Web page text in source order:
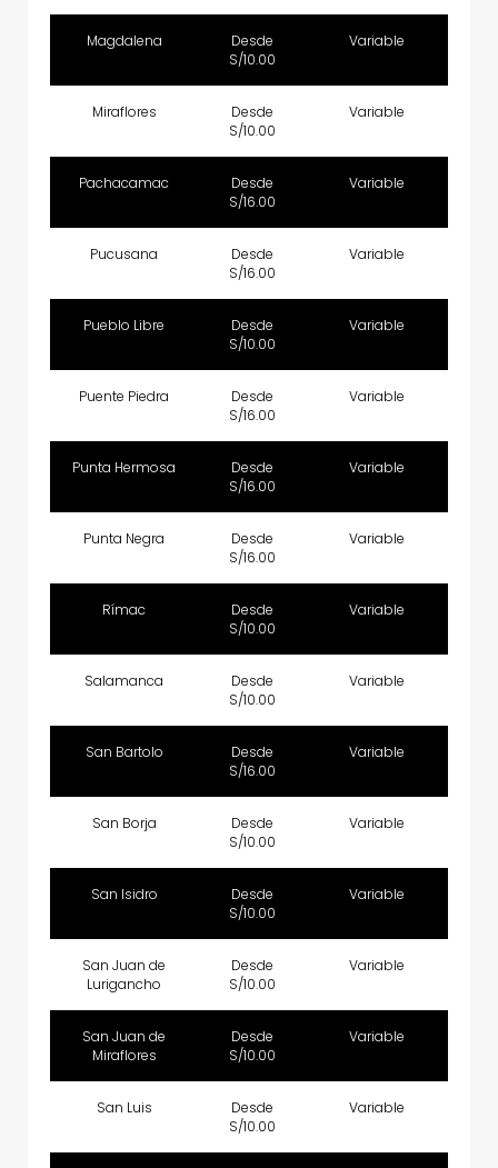
Magdalena
Desde
S/10.00
Variable
Miraflores
Desde
S/10.00
Variable
Pachacamac
Desde
S/16.00
Variable
Pucusana
Desde
S/16.00
Variable
Pueblo Libre
Desde
S/10.00
Variable
Puente Piedra
Desde
S/16.00
Variable
Punta Hermosa
Desde
S/16.00
Variable
Punta Negra
Desde
S/16.00
Variable
Rímac
Desde
S/10.00
Variable
Salamanca
Desde
S/10.00
Variable
San Bartolo
Desde
S/16.00
Variable
San Borja
Desde
S/10.00
Variable
San Isidro
Desde
S/10.00
Variable
San Juan de
Lurigancho
Desde
S/10.00
Variable
San Juan de
Miraflores
Desde
S/10.00
Variable
San Luis
Desde
S/10.00
Variable